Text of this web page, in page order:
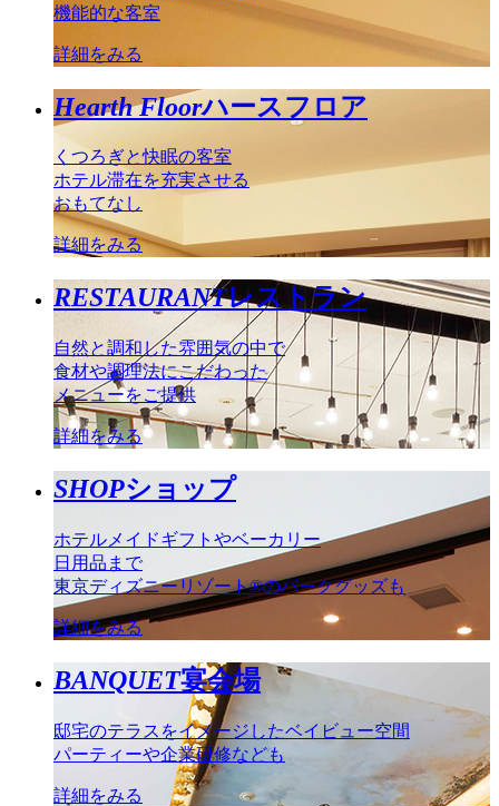
機能的な客室
詳細をみる
Hearth Floorハースフロア
くつろぎと快眠の客室
ホテル滞在を充実させる
おもてなし
詳細をみる
RESTAURANTレストラン
自然と調和した雰囲気の中で
食材や調理法にこだわった
メニューをご提供
詳細をみる
SHOPショップ
ホテルメイドギフトやベーカリー
日用品まで
東京ディズニーリゾート®のパークグッズも
詳細をみる
BANQUET宴会場
邸宅のテラスをイメージしたベイビュー空間
パーティーや企業研修なども
詳細をみる